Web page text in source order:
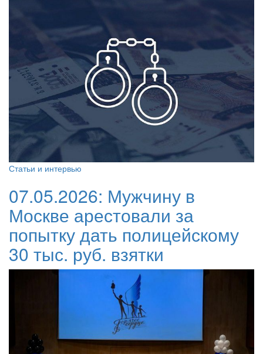
Статьи и интервью
07.05.2026: Мужчину в
Москве арестовали за
попытку дать полицейскому
30 тыс. руб. взятки